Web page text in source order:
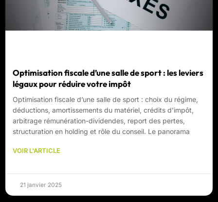
Optimisation fiscale d’une salle de sport : les leviers
légaux pour réduire votre impôt
Optimisation fiscale d’une salle de sport : choix du régime,
déductions, amortissements du matériel, crédits d’impôt,
arbitrage rémunération-dividendes, report des pertes,
structuration en holding et rôle du conseil. Le panorama
VOIR L'ARTICLE
21 janvier 2025